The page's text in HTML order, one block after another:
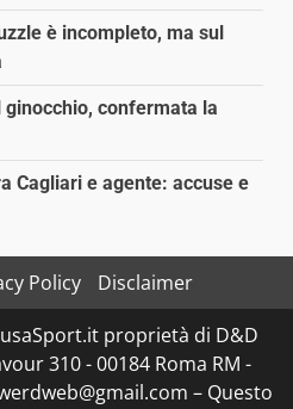
è incompleto, ma sul
confermata la
Cagliari e agente: accuse e
Policy
Disclaimer
proprietà di D&D
310 - 00184 Roma RM -
– Questo